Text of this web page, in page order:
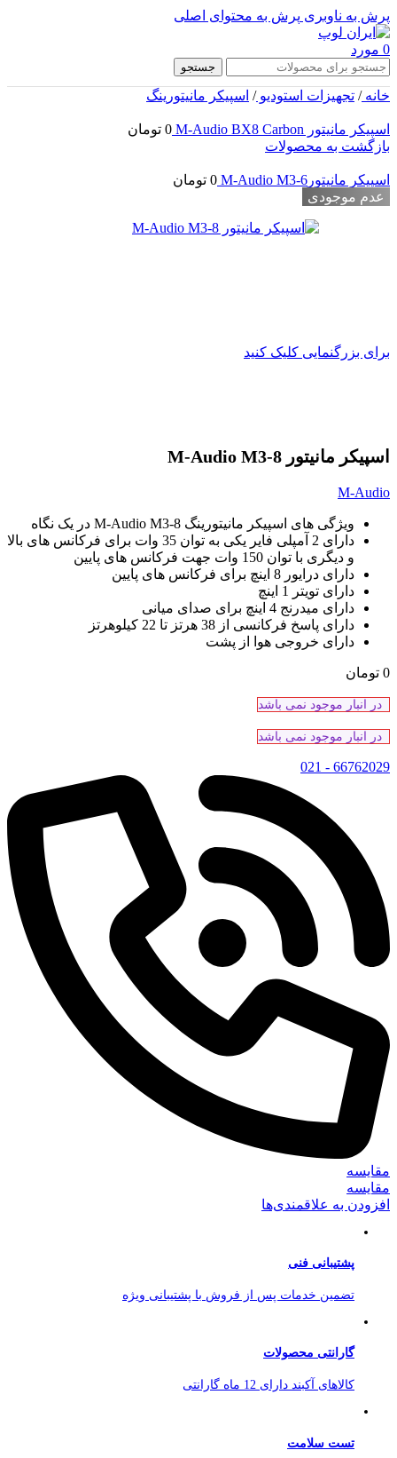
پرش به ناوبری پرش به محتوای اصلی
0 مورد
جستجو
خانه/ تجهیزات استودیو/ اسپیکر مانیتورینگ
اسپیکر مانیتور M-Audio BX8 Carbon 0 تومان
بازگشت به محصولات
اسپیکر مانیتورM-Audio M3-6 0 تومان
عدم موجودی
برای بزرگنمایی کلیک کنید
اسپیکر مانیتور M-Audio M3-8
M-Audio
ویژگی های اسپیکر مانیتورینگ M-Audio M3-8 در یک نگاه
دارای 2 آمپلی فایر یکی به توان 35 وات برای فرکانس های بالا
و دیگری با توان 150 وات جهت فرکانس های پایین
دارای درایور 8 اینچ برای فرکانس های پایین
دارای تویتر 1 اینچ
دارای میدرنج 4 اینچ برای صدای میانی
دارای پاسخ فرکانسی از 38 هرتز تا 22 کیلوهرتز
دارای خروجی هوا از پشت
0 تومان
در انبار موجود نمی باشد
در انبار موجود نمی باشد
66762029 - 021
مقایسه
مقایسه
افزودن به علاقمندی‌ها
پشتیبانی فنی
تضمین خدمات پس از فروش با پشتیبانی ویژه
گارانتی محصولات
کالاهای آکبند دارای 12 ماه گارانتی
تست سلامت